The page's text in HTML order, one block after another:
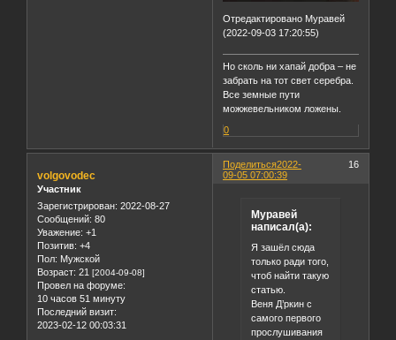
Отредактировано Муравей
(2022-09-03 17:20:55)
Но сколь ни хапай добра – не
забрать на тот свет серебра.
Все земные пути
можжевельником ложены.
0
Поделиться 16
2022-
09-05 07:00:39
volgovodec
Участник
Зарегистрирован: 2022-08-27
Сообщений: 80
Уважение: +1
Позитив: +4
Пол: Мужской
Возраст: 21 [2004-09-08]
Провел на форуме:
10 часов 51 минуту
Последний визит:
2023-02-12 00:03:31
Муравей
написал(а):
Я зашёл сюда
только ради того,
чтоб найти такую
статью.
Веня Д’ркин с
самого первого
прослушивания